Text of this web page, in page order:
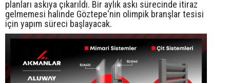
planları askıya çıkarıldı. Bir aylık askı sürecinde itiraz
gelmemesi halinde Göztepe'nin olimpik branşlar tesisi
için yapım süreci başlayacak.